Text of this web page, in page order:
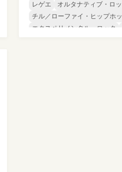
レゲエ
オルタナティブ・ロ
チル／ローファイ・ヒップホ
エクスペリメンタル・ロック